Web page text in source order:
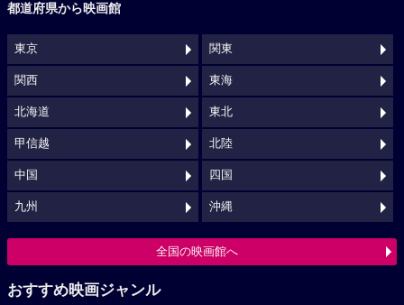
都道府県から映画館
東京 関東
関西 東海
北海道 東北
甲信越 北陸
中国 四国
九州 沖縄
全国の映画館へ
おすすめ映画ジャンル